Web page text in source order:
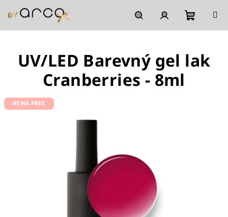
HledatPřihlášeníNákupní
košík
UV/LED Barevný gel lak
Cranberries - 8ml
HEMA FREE